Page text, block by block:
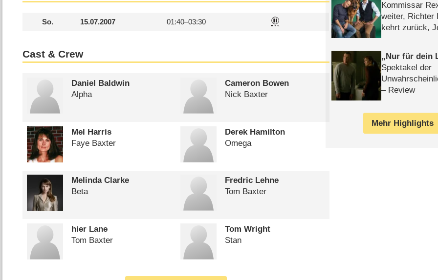
So. 15.07.2007 01:40–03:30
Cast & Crew
Daniel Baldwin
Alpha
Cameron Bowen
Nick Baxter
Mel Harris
Faye Baxter
Derek Hamilton
Omega
Melinda Clarke
Beta
Fredric Lehne
Tom Baxter
hier Lane
Tom Baxter
Tom Wright
Stan
Kommissar
weiter, Richter
kehrt zurück,
Nur für dein
Spektakel der
– Review
Mehr Highlights